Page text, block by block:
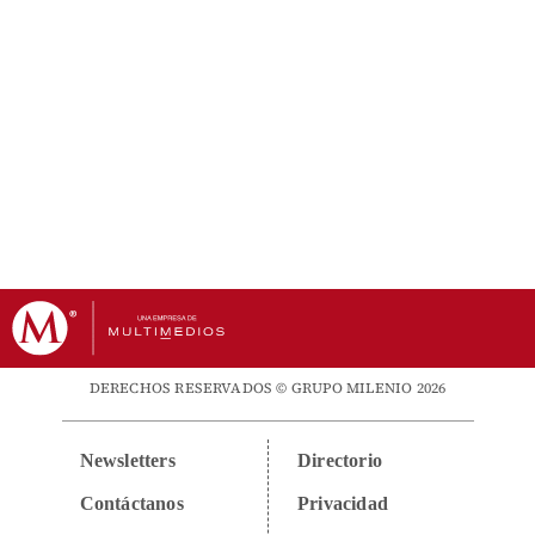
DERECHOS RESERVADOS © GRUPO MILENIO 2026
Newsletters
Contáctanos
Directorio
Privacidad